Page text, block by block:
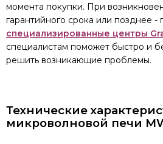
момента покупки. При
гарантийного срока или позднее -
специализированные центры
специалистам поможет быстро и
решить возникающие проблемы.
Технические
микроволновой печи